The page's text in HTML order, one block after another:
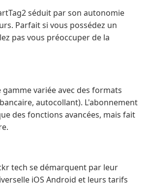
séduit par son autonomie
Parfait si vous possédez un
pas vous préoccuper de la
variée avec des formats
autocollant). L'abonnement
des fonctions avancées, mais fait
tech se démarquent par leur
iOS Android et leurs tarifs